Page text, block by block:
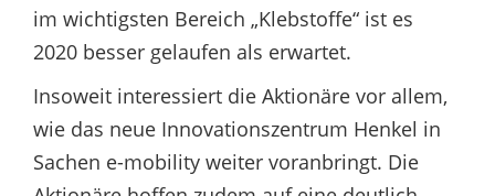
im wichtigsten Bereich „Klebstoffe“ ist es
2020 besser gelaufen als erwartet.
Insoweit interessiert die Aktionäre vor allem,
wie das neue Innovationszentrum Henkel in
Sachen e-mobility weiter voranbringt. Die